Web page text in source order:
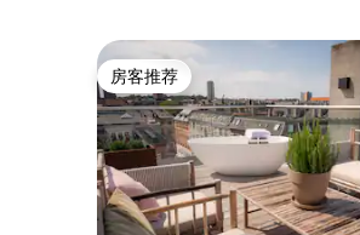
房客推荐
房客推荐